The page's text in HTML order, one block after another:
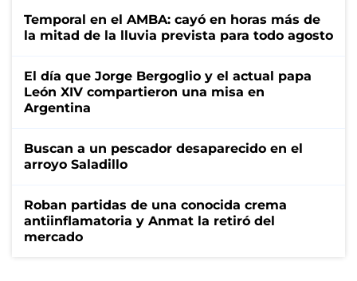
Temporal en el AMBA: cayó en horas más de
la mitad de la lluvia prevista para todo agosto
El día que Jorge Bergoglio y el actual papa
León XIV compartieron una misa en
Argentina
Buscan a un pescador desaparecido en el
arroyo Saladillo
Roban partidas de una conocida crema
antiinflamatoria y Anmat la retiró del
mercado